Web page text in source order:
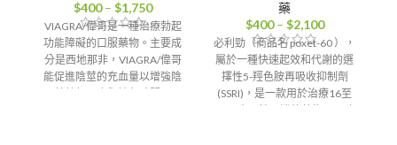
$400 – $1,750價
格
範
圍：
$400
到
VIAGRA/偉哥是一種治療勃起
功能障礙的口服藥物。主要成
分是西地那非，VIAGRA/偉哥
能促進陰莖的充血量以增強陰
藥
$400 – $2,100價
格
範
圍：
$400
必利勁（商品名 poxet-60 ），
屬於一種快速起效和代謝的選
擇性5-羥色胺再吸收抑制劑
(SSRI)，是一款用於治療16至